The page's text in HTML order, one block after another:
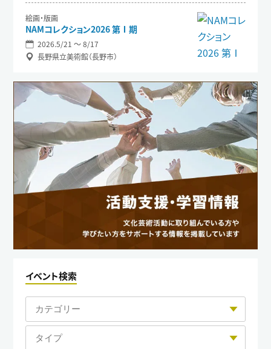
絵画・版画
NAMコレクション2026 第Ⅰ期
2026.5/21 〜 8/17
長野県立美術館（長野市）
イベント検索